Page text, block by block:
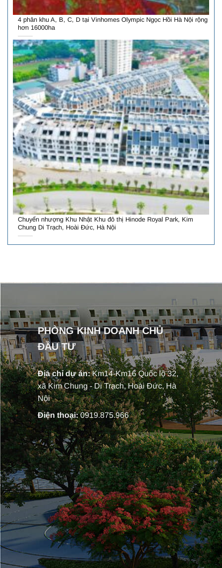
4 phân khu A, B, C, D tại Vinhomes Olympic Ngọc Hồi Hà Nội rộng
hơn 16000ha
Chuyển nhượng Khu Nhật Khu đô thị Hinode Royal Park, Kim
Chung Di Trạch, Hoài Đức, Hà Nội
PHÒNG KINH DOANH CHỦ
ĐẦU TƯ
Địa chỉ dự án:Km14-Km16 Quốc lộ 32,
xã Kim Chung - Di Trạch, Hoài Đức, Hà
Nội
Điện thoại:0919.875.966